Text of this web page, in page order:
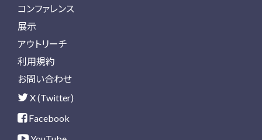
コンファレンス
展示
アウトリーチ
利用規約
お問い合わせ
X (Twitter)
Facebook